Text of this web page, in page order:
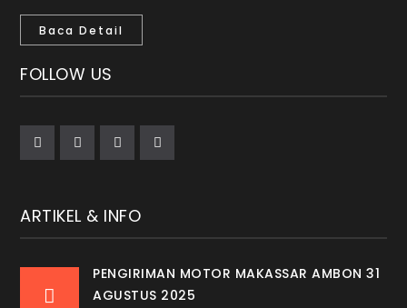
Baca Detail
FOLLOW US
ARTIKEL & INFO
PENGIRIMAN MOTOR MAKASSAR AMBON 31
AGUSTUS 2025